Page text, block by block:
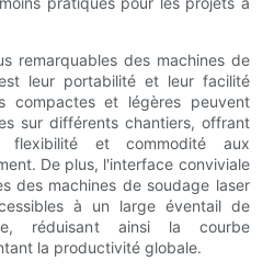
remarquables des machines de
leur portabilité et leur facilité
compactes et légères peuvent
sur différents chantiers, offrant
et commodité aux
De plus, l'interface conviviale
des machines de soudage laser
à un large éventail de
réduisant ainsi la courbe
la productivité globale.